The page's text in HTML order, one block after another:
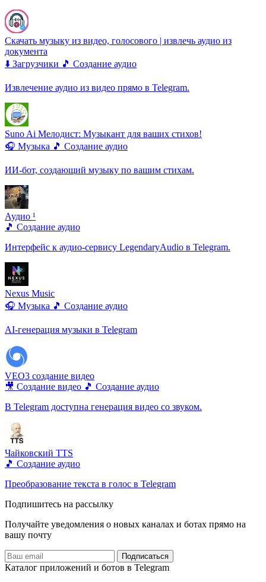
Скачать музыку из видео, голосового | извлечь аудио из
документа
⬇️ Загрузчики 🎵 Создание аудио
Извлечение аудио из видео прямо в Telegram.
Suno Ai Мелодист: Музыкант для ваших стихов!
🎧 Музыка 🎵 Создание аудио
ИИ-бот, создающий музыку по вашим стихам.
Аудио ¹
🎵 Создание аудио
Интерфейс к аудио-сервису LegendaryAudio в Telegram.
Nexus Music
🎧 Музыка 🎵 Создание аудио
AI-генерация музыки в Telegram
VEO3 создание видео
🎥 Создание видео 🎵 Создание аудио
В Telegram доступна генерация видео со звуком.
Чайковский TTS
🎵 Создание аудио
Преобразование текста в голос в Telegram
Подпишитесь на рассылку
Получайте уведомления о новых каналах и ботаx прямо на
вашу почту
Подписаться
Каталог приложений и ботов в Telegram